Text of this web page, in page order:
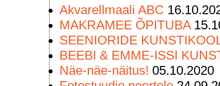
Akvarellmaali ABC
MAKRAMEE ÕPITUBA
SEENIORIDE
BEEBI & EMME-ISSI
Näe-näe-näitus! 05.10.2020